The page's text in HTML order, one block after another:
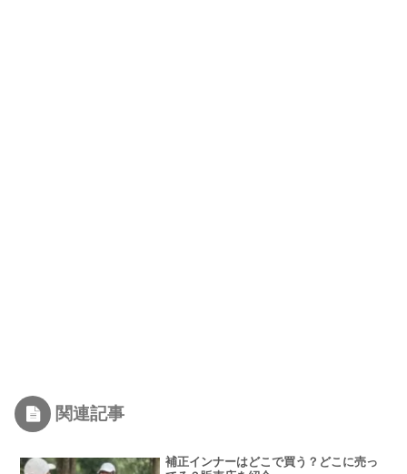
関連記事
補正インナーはどこで買う？どこに売っ